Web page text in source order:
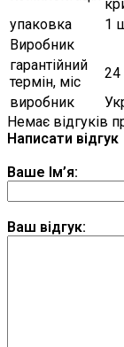
упаковка
1
Виробник
гарантійний
термін, міс
24
виробник
Немає відгуків
Написати відгук
Ваше Ім’я:
Ваш відгук: